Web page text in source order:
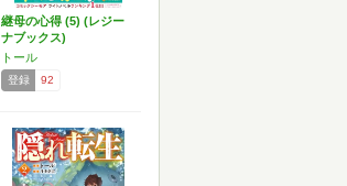
継母の心得 (5) (レジー
ナブックス)
トール
登録 92